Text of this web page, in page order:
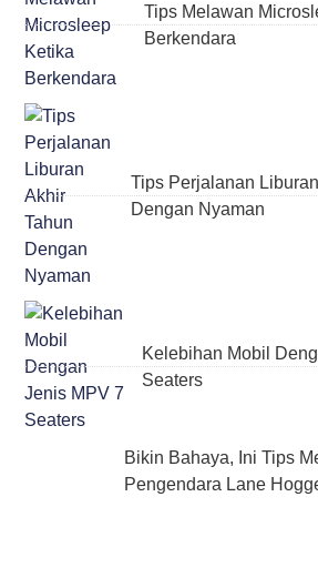
Tips Melawan
Berkendara
Tips Perjalanan
Dengan Nyaman
Kelebihan Mobil
Seaters
Bikin Bahaya, Ini Tips
Pengendara Lane